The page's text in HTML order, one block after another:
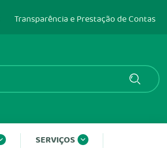
Transparência e Prestação de Contas
SERVIÇOS